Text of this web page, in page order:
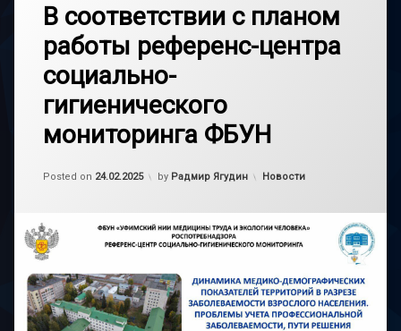
В соответствии с планом
работы референс-центра
социально-
гигиенического
мониторинга ФБУН
Posted on 24.02.2025
Обновлено на 24.02.2025
by Радмир Ягудин Категории:
Новости